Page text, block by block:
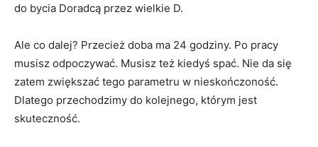
do bycia Doradcą przez wielkie D.
Ale co dalej? Przecież doba ma 24 godziny. Po pracy
musisz odpoczywać. Musisz też kiedyś spać. Nie da się
zatem zwiększać tego parametru w nieskończoność.
Dlatego przechodzimy do kolejnego, którym jest
skuteczność.
Miło Cię widzieć. Zapisz się
ubezpieczeniowy!